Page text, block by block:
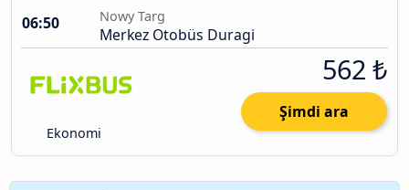
06:50
Nowy Targ
Merkez Otobüs Duragi
Ekonomi
562 ₺
Şimdi ara